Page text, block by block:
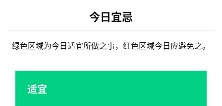
今日宜忌
绿色区域为今日适宜所做之事，红色区域今日应避免之。
适宜